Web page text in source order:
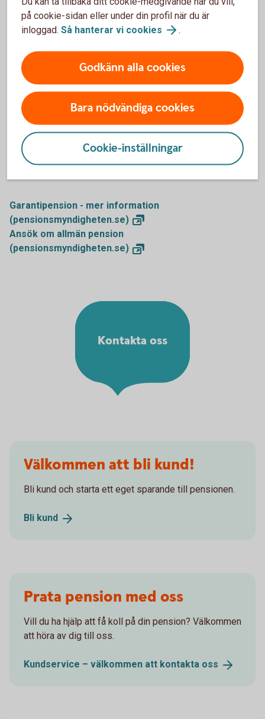
saknar pension från ditt hemland.
Du kan i vissa fall även få ett skattefritt bostadstillägg. Det
familjesituation som avgör vad du kan få.
Äldreförsörjningsstödet prövas för alla pensionärer som
ansöker om bostadstillägg.
Äldreförsörjningsstöd ochbostadstillägg
Mer information
Garantipension - mer information
(pensionsmyndigheten.se)
Ansök om allmän pension
(pensionsmyndigheten.se)
Kontakta oss
Välkommen att bli kund!
Bli kund och starta ett eget sparande till pensionen.
Bli kund
Prata pension med oss
Vill du ha hjälp att få koll på din pension? Välkommen
att höra av dig till oss.
Kundservice – välkommen att kontakta oss
på cookie-sidan eller under din profil när du är
inloggad. Så hanterar vi cookies .
Godkänn alla cookies
Bara nödvändiga cookies
Cookie-inställningar